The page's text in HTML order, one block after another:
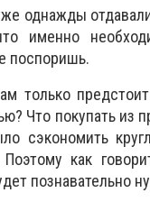
однажды
именно
поспоришь.
только
Что покупать из
сэкономить
как
познавательно